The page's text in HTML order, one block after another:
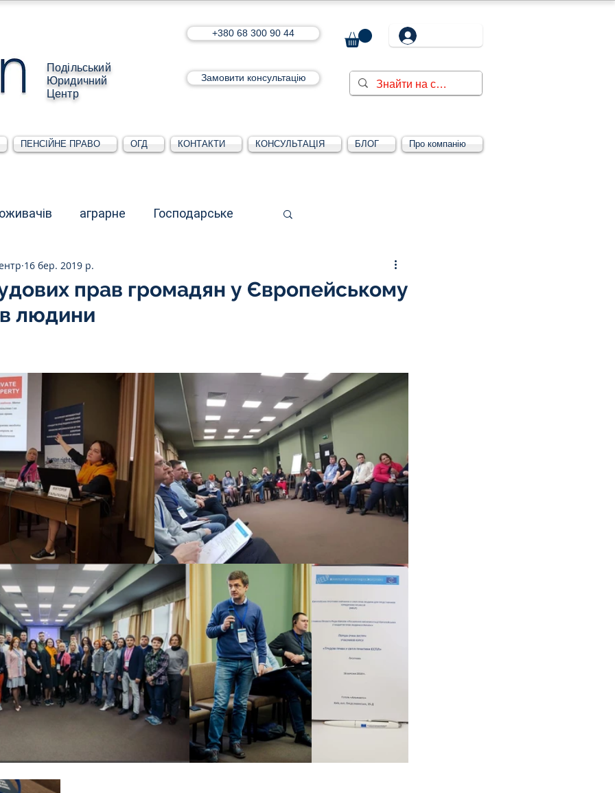
Подільський
Юридичний
Центр
+380 68 300 90 44
Замовити консультацію
ПЕНСІЙНЕ ПРАВО ОГД КОНТАКТИ КОНСУЛЬТАЦІЯ БЛОГ Про компанію
аграрне Господарське
Для юридичних осіб
Інтелектуальна власність
Адміністративі порушення
Житлове Призовнику
шкода Війна СЗЧ
Козачук. Практика
Військове право Кримінальне
Цивільне ДТП
прав громадян у Європейському
людини
16 бер. 2019 р.